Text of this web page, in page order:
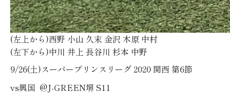
(左上から)西野 小山 久末 金沢 木原 中村
(左下から)中川 井上 長谷川 杉本 中野
9/26(土)スーパープリンスリーグ 2020 関西 第6節
vs興国 @J-GREEN堺 S11